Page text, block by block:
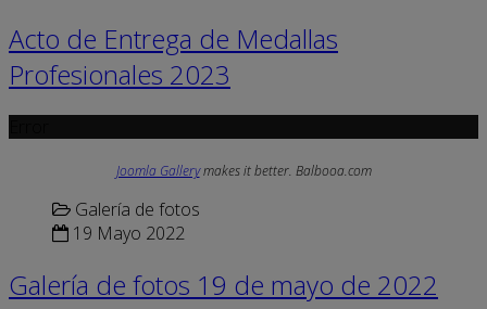
Acto de Entrega de Medallas
Profesionales 2023
Joomla Gallerymakes it better. Balbooa.com
Galería de fotos
19 Mayo 2022
Galería de fotos 19 de mayo de 2022